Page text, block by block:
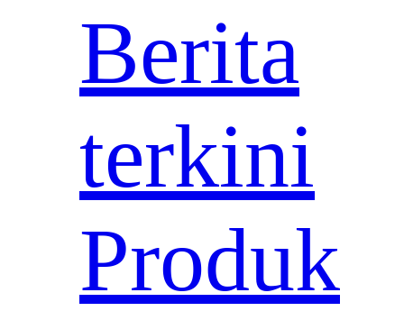
Berita
terkini
Produk